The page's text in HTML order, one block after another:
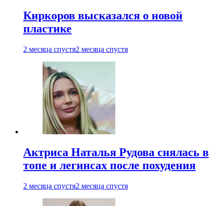
Киркоров высказался о новой
пластике
2 месяца спустя2 месяца спустя
Актриса Наталья Рудова снялась в
топе и легинсах после похудения
2 месяца спустя2 месяца спустя